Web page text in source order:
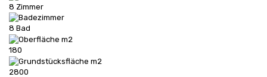
8 Zimmer
8 Bad
180
2800